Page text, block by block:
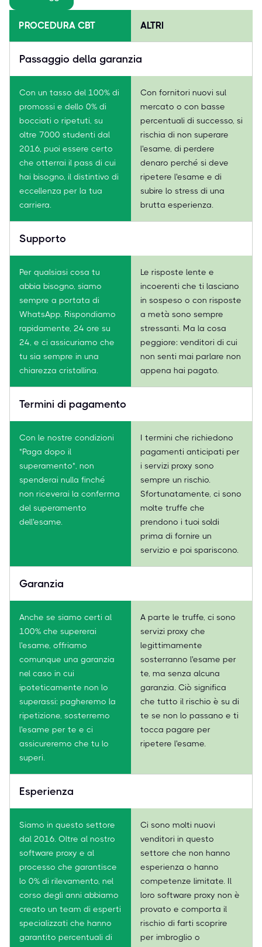
PROCEDURA CBT ALTRI
Passaggio della garanzia
Con un tasso del 100% di
promossi e dello 0% di
bocciati o ripetuti, su
oltre 7000 studenti dal
2016, puoi essere certo
che otterrai il pass di cui
hai bisogno, il distintivo di
eccellenza per la tua
carriera.
Con fornitori nuovi sul
mercato o con basse
percentuali di successo, si
rischia di non superare
l'esame, di perdere
denaro perché si deve
ripetere l'esame e di
subire lo stress di una
brutta esperienza.
Supporto
Per qualsiasi cosa tu
abbia bisogno, siamo
sempre a portata di
WhatsApp. Rispondiamo
rapidamente, 24 ore su
24, e ci assicuriamo che
tu sia sempre in una
chiarezza cristallina.
Le risposte lente e
incoerenti che ti lasciano
in sospeso o con risposte
a metà sono sempre
stressanti. Ma la cosa
peggiore: venditori di cui
non senti mai parlare non
appena hai pagato.
Termini di pagamento
Con le nostre condizioni
"Paga dopo il
superamento", non
spenderai nulla finché
non riceverai la conferma
del superamento
dell'esame.
I termini che richiedono
pagamenti anticipati per
i servizi proxy sono
sempre un rischio.
Sfortunatamente, ci sono
molte truffe che
prendono i tuoi soldi
prima di fornire un
servizio e poi spariscono.
Garanzia
Anche se siamo certi al
100% che supererai
l'esame, offriamo
comunque una garanzia
nel caso in cui
ipoteticamente non lo
superassi: pagheremo la
ripetizione, sosterremo
l'esame per te e ci
assicureremo che tu lo
superi.
A parte le truffe, ci sono
servizi proxy che
legittimamente
sosterranno l'esame per
te, ma senza alcuna
garanzia. Ciò significa
che tutto il rischio è su di
te se non lo passano e ti
tocca pagare per
ripetere l'esame.
Esperienza
Siamo in questo settore
dal 2016. Oltre al nostro
software proxy e al
processo che garantisce
lo 0% di rilevamento, nel
corso degli anni abbiamo
creato un team di esperti
specializzati che hanno
garantito percentuali di
Ci sono molti nuovi
venditori in questo
settore che non hanno
esperienza o hanno
competenze limitate. Il
loro software proxy non è
provato e comporta il
rischio di farti scoprire
per imbroglio o